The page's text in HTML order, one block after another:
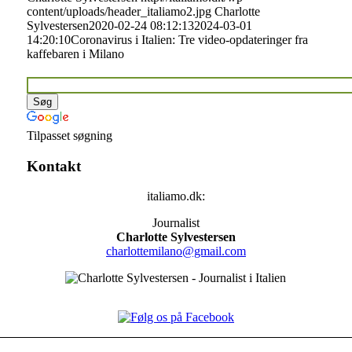
content/uploads/header_italiamo2.jpg Charlotte
Sylvestersen2020-02-24 08:12:132024-03-01
14:20:10Coronavirus i Italien: Tre video-opdateringer fra
kaffebaren i Milano
Tilpasset søgning
Kontakt
italiamo.dk:
Journalist
Charlotte Sylvestersen
charlottemilano@gmail.com